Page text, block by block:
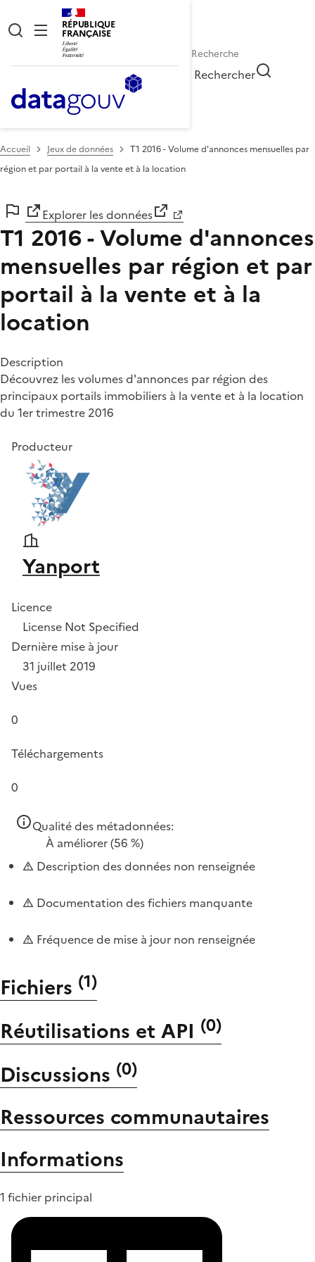
RÉPUBLIQUE
FRANÇAISE
Rechercher
Accueil Jeux de données
T1 2016 - Volume d'annonces mensuelles par
région et par portail à la vente et à la location
Explorer les données
T1 2016 - Volume d'annonces
mensuelles par région et par
portail à la vente et à la
location
Description
Découvrez les volumes d'annonces par région des
principaux portails immobiliers à la vente et à la location
du 1er trimestre 2016
Producteur
Yanport
Licence
License Not Specified
Dernière mise à jour
31 juillet 2019
Vues
0
Téléchargements
0
Qualité des métadonnées:
À améliorer(56 %)
Description des données non renseignée
Documentation des fichiers manquante
Fréquence de mise à jour non renseignée
Fichiers (1)
Réutilisations et API (0)
Discussions (0)
Ressources communautaires
Informations
1 fichier principal